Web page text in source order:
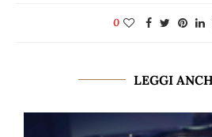
0
LEGGI